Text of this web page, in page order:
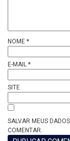
NOME *
E-MAIL *
SITE
SALVAR MEUS
COMENTAR.